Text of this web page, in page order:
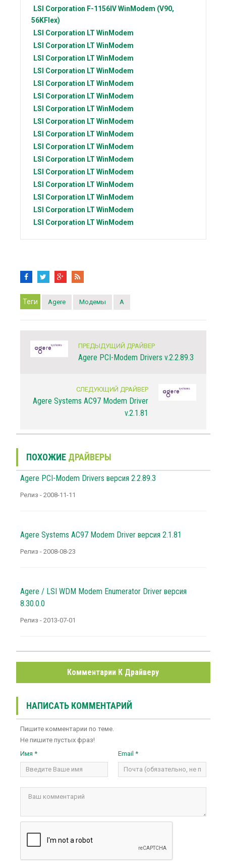
LSI Corporation F-1156IV WinModem (V90,
56KFlex)
LSI Corporation LT WinModem
LSI Corporation LT WinModem
LSI Corporation LT WinModem
LSI Corporation LT WinModem
LSI Corporation LT WinModem
LSI Corporation LT WinModem
LSI Corporation LT WinModem
LSI Corporation LT WinModem
LSI Corporation LT WinModem
LSI Corporation LT WinModem
LSI Corporation LT WinModem
LSI Corporation LT WinModem
LSI Corporation LT WinModem
LSI Corporation LT WinModem
LSI Corporation LT WinModem
LSI Corporation LT WinModem
Теги Agere Модемы A
ПРЕДЫДУЩИЙ ДРАЙВЕР
Agere PCI-Modem Drivers v.2.2.89.3
СЛЕДУЮЩИЙ ДРАЙВЕР
Agere Systems AC97 Modem Driver
v.2.1.81
ПОХОЖИЕ ДРАЙВЕРЫ
Agere PCI-Modem Drivers версия 2.2.89.3
Релиз - 2008-11-11
Agere Systems AC97 Modem Driver версия 2.1.81
Релиз - 2008-08-23
Agere / LSI WDM Modem Enumerator Driver версия
8.30.0.0
Релиз - 2013-07-01
Комментарии К Драйверу
НАПИСАТЬ КОММЕНТАРИЙ
Пишите комментарии по теме.
Не пишите пустых фраз!
Имя *
Email *